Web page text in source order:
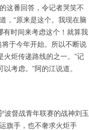
这番回答，令记者哭笑不
，“原来是这个。我现在脑
有时间来考虑这个！就算我
于今年开始。所以不断说
火炬传递路线的之一。”记
考虑。”阿的江说道。
督战青年联赛的战神刘玉
旗手，也不奢求火炬手